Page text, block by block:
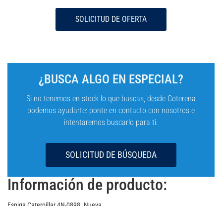
SOLICITUD DE OFERTA
¿BUSCA ALGO EN ESPECIAL?
Si no tenemos en stock lo que buscas, desde Coterena
podemos ayudarte: ponte en contacto con nosotros e
intentaremos buscarlo para ti.
SOLICITUD DE BÚSQUEDA
Información de producto: